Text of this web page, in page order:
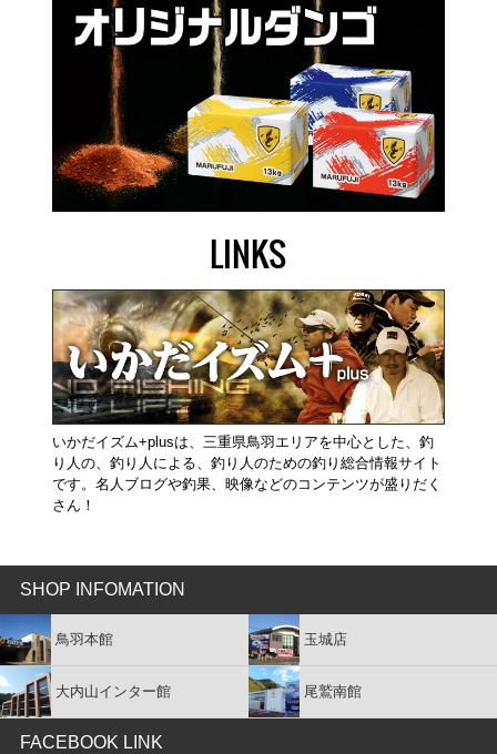
LINKS
いかだイズム+plusは、三重県鳥羽エリアを中心とした、釣
り人の、釣り人による、釣り人のための釣り総合情報サイト
です。名人ブログや釣果、映像などのコンテンツが盛りだく
さん！
SHOP INFOMATION
鳥羽本館 玉城店
大内山インター館 尾鷲南館
FACEBOOK LINK